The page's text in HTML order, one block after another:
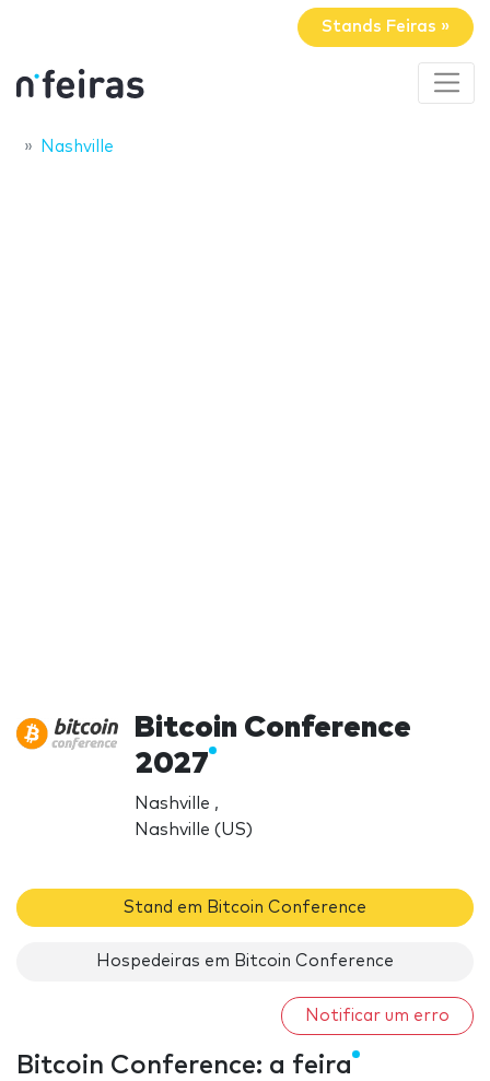
Stands Feiras »
Nashville
Bitcoin Conference
2027
Nashville ,
Nashville (US)
Stand em Bitcoin Conference
Hospedeiras em Bitcoin Conference
Notificar um erro
Bitcoin Conference: a feira